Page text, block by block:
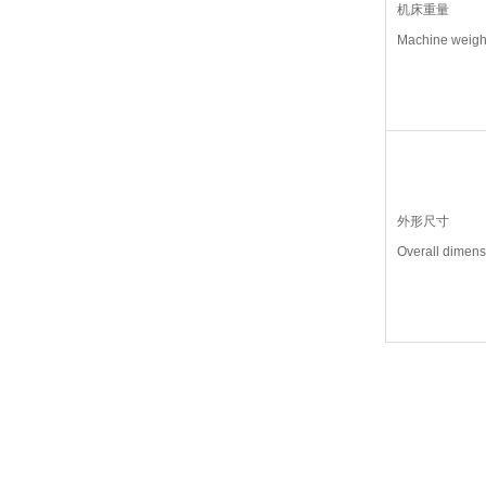
机床重量
Machine
外形尺寸
Overall